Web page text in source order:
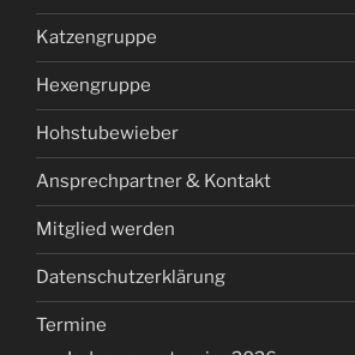
Katzengruppe
Hexengruppe
Hohstubewieber
Ansprechpartner & Kontakt
Mitglied werden
Datenschutzerklärung
Termine